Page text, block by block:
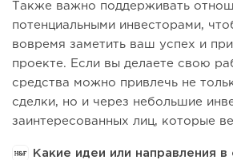
Также важно поддерживать
потенциальными инвесторами,
вовремя заметить ваш успех и
проекте. Если вы делаете свою
средства можно привлечь не
сделки, но и через небольшие
заинтересованных лиц, которые
Какие идеи или направления в